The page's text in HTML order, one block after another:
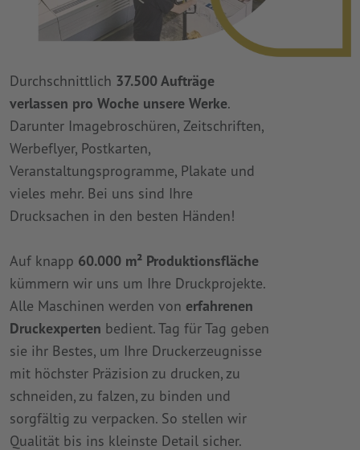
Durchschnittlich 37.500 Aufträge
verlassen pro Woche unsere Werke.
Darunter Imagebroschüren, Zeitschriften,
Werbeflyer, Postkarten,
Veranstaltungsprogramme, Plakate und
vieles mehr. Bei uns sind Ihre
Drucksachen in den besten Händen!
Auf knapp 60.000 m² Produktionsfläche
kümmern wir uns um Ihre Druckprojekte.
Alle Maschinen werden von erfahrenen
Druckexperten bedient. Tag für Tag geben
sie ihr Bestes, um Ihre Druckerzeugnisse
mit höchster Präzision zu drucken, zu
schneiden, zu falzen, zu binden und
sorgfältig zu verpacken. So stellen wir
Qualität bis ins kleinste Detail sicher.